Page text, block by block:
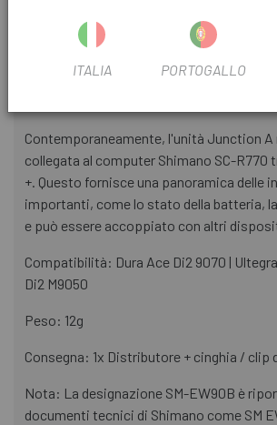
INFORMAZIONI SUL
- SM-EW90A ha 3 porte e collega la leva
Contemporaneamente, l'unità Junction A
collegata al computer Shimano SC-R770
+. Questo fornisce una panoramica delle
importanti, come lo stato della batteria,
e può essere accoppiato con altri
Compatibilità: Dura Ace Di2 9070 |
Di2 M9050
Peso: 12g
Consegna: 1x Distributore + cinghia / clip
Nota: La designazione SM-EW90B è
documenti tecnici di Shimano come SM
ITALIA PORTOGALLO